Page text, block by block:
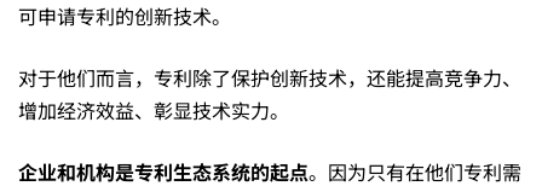
机
构，
可申请专利的创新技术。
对于他们而言，专利除了保护创新技术，还能提高竞争力、
增加经济效益、彰显技术实力。
企业和机构是专利生态系统的起点。因为只有在他们专利需